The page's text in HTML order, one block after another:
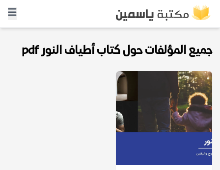
جميع المؤلفات حول كتاب أطياف النور pdf